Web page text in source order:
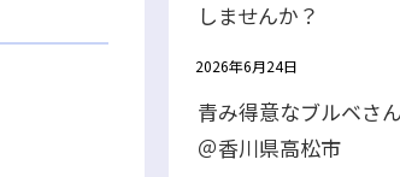
しませんか？
2026年6月24日
青み得意なブルベさ
＠香川県高松市